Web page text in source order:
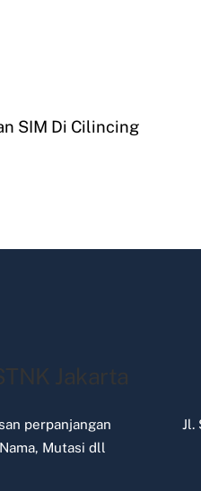
SIM Di Cilincing
Jakarta
perpanjangan
Mutasi dll
Jl.